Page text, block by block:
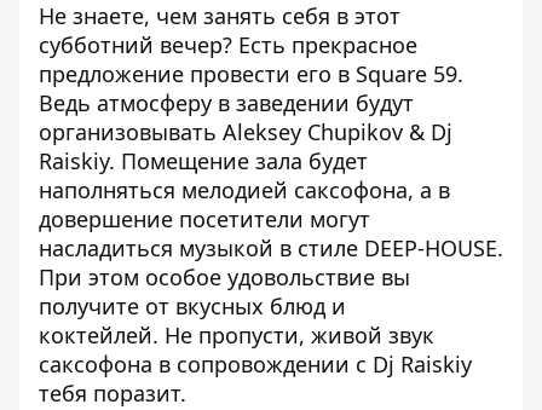
Не знаете, чем занять себя в этот
субботний вечер? Есть прекрасное
предложение провести его в Square 59.
Ведь атмосферу в заведении будут
организовывать Aleksey Chupikov & Dj
Raiskiy. Помещение зала будет
наполняться мелодией саксофона, а в
довершение посетители могут
насладиться музыкой в стиле DEEP-HOUSE.
При этом особое удовольствие вы
получите от вкусных блюд и
коктейлей. Не пропусти, живой звук
саксофона в сопровождении с Dj Raiskiy
тебя поразит.